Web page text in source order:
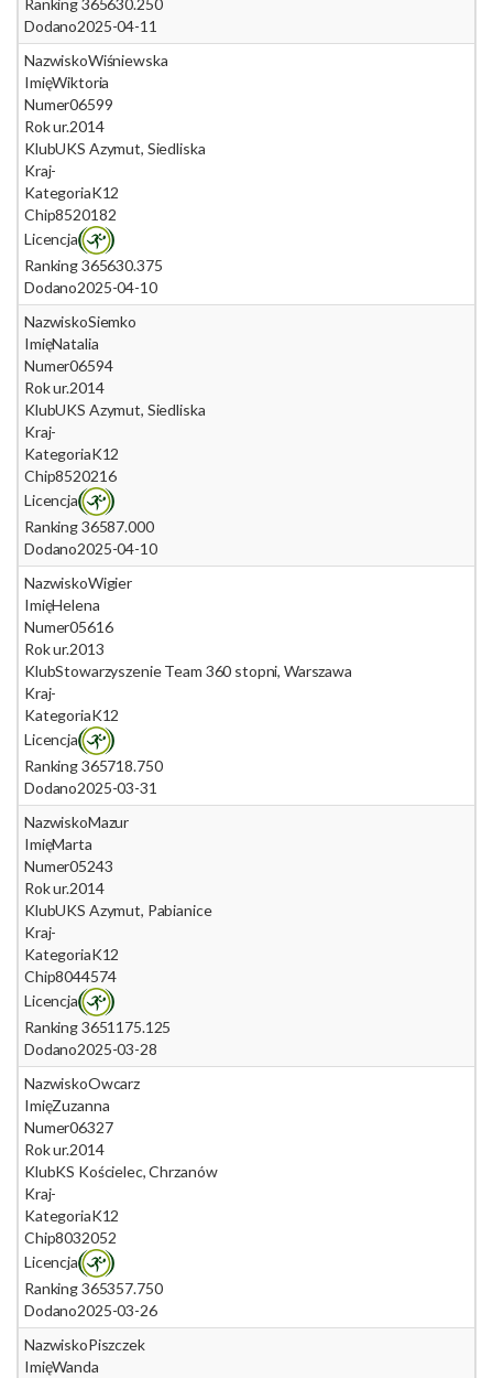
Ranking 365630.250
Dodano2025-04-11
NazwiskoWiśniewska
ImięWiktoria
Numer06599
Rok ur.2014
KlubUKS Azymut, Siedliska
Kraj-
KategoriaK12
Chip8520182
Licencja
Ranking 365630.375
Dodano2025-04-10
NazwiskoSiemko
ImięNatalia
Numer06594
Rok ur.2014
KlubUKS Azymut, Siedliska
Kraj-
KategoriaK12
Chip8520216
Licencja
Ranking 36587.000
Dodano2025-04-10
NazwiskoWigier
ImięHelena
Numer05616
Rok ur.2013
KlubStowarzyszenie Team 360 stopni, Warszawa
Kraj-
KategoriaK12
Licencja
Ranking 365718.750
Dodano2025-03-31
NazwiskoMazur
ImięMarta
Numer05243
Rok ur.2014
KlubUKS Azymut, Pabianice
Kraj-
KategoriaK12
Chip8044574
Licencja
Ranking 3651175.125
Dodano2025-03-28
NazwiskoOwcarz
ImięZuzanna
Numer06327
Rok ur.2014
KlubKS Kościelec, Chrzanów
Kraj-
KategoriaK12
Chip8032052
Licencja
Ranking 365357.750
Dodano2025-03-26
NazwiskoPiszczek
ImięWanda